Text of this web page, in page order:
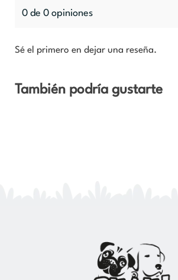
0 de 0 opiniones
Sé el primero en dejar una reseña.
También podría gustarte